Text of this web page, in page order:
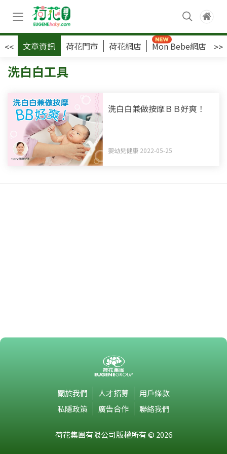
<< 文章資訊 荷花門市 荷花網店 Mon Bebe網店 >>
洗白白工具
洗白白兼做按摩ＢＢ好爽！
嬰幼兒健康 2022-05-25
關於我們 人才招募
用戶條款
私隱政策
廣告合作 聯絡我們
荷花集團有限公司版權所有 © 2026